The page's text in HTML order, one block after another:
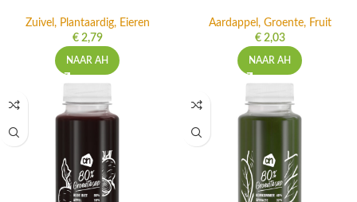
Zuivel, Plantaardig, Eieren
€2,79
NAAR AH
Aardappel, Groente, Fruit
€2,03
NAAR AH